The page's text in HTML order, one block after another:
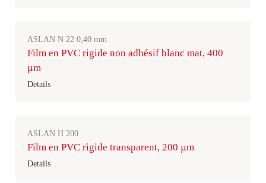
ASLAN N 22 0,40 mm
Film en PVC rigide non adhésif blanc mat, 400
µm
Details
ASLAN H 200
Film en PVC rigide transparent, 200 µm
Details